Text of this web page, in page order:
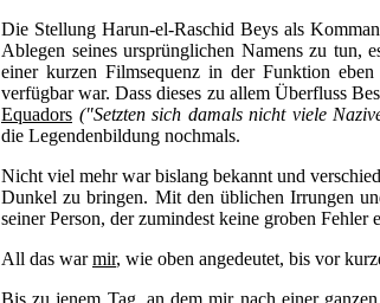
Die Stellung Harun-el-Raschid Beys als
Ablegen seines ursprünglichen Namens zu tun,
einer kurzen Filmsequenz in der Funktion
verfügbar war. Dass dieses zu allem Überfluss
Equadors ("Setzten sich damals nicht viele
die Legendenbildung nochmals.
Nicht viel mehr war bislang bekannt und
Dunkel zu bringen. Mit den üblichen Irrungen
seiner Person, der zumindest keine groben Fehler
All das warmir, wie oben angedeutet, bis vor
Bis zu jenem Tag, an dem mir nach einer